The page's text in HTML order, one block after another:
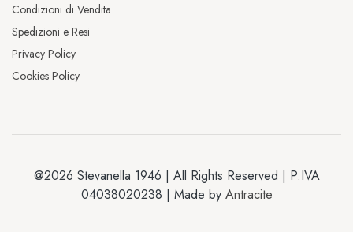
Condizioni di Vendita
Spedizioni e Resi
Privacy Policy
Cookies Policy
@2026 Stevanella 1946 | All Rights Reserved | P.IVA
04038020238 | Made by Antracite